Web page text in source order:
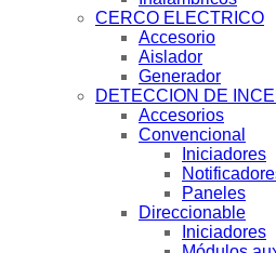
CERCO ELECTRICO
Accesorio
Aislador
Generador
DETECCION DE
Accesorios
Convencional
Iniciadores
Paneles
Direccionable
Iniciadores